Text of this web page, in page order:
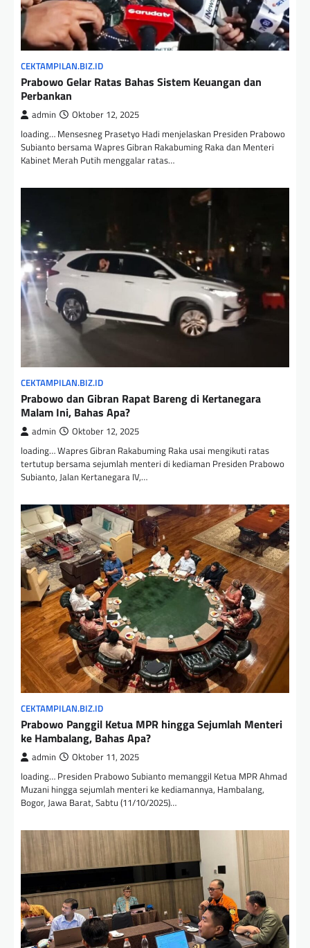
CEKTAMPILAN.BIZ.ID
Prabowo Gelar Ratas Bahas Sistem Keuangan dan
Perbankan
admin Oktober 12, 2025
loading… Mensesneg Prasetyo Hadi menjelaskan Presiden Prabowo
Subianto bersama Wapres Gibran Rakabuming Raka dan Menteri
Kabinet Merah Putih menggalar ratas…
CEKTAMPILAN.BIZ.ID
Prabowo dan Gibran Rapat Bareng di Kertanegara
Malam Ini, Bahas Apa?
admin Oktober 12, 2025
loading… Wapres Gibran Rakabuming Raka usai mengikuti ratas
tertutup bersama sejumlah menteri di kediaman Presiden Prabowo
Subianto, Jalan Kertanegara IV,…
CEKTAMPILAN.BIZ.ID
Prabowo Panggil Ketua MPR hingga Sejumlah Menteri
ke Hambalang, Bahas Apa?
admin Oktober 11, 2025
loading… Presiden Prabowo Subianto memanggil Ketua MPR Ahmad
Muzani hingga sejumlah menteri ke kediamannya, Hambalang,
Bogor, Jawa Barat, Sabtu (11/10/2025)…